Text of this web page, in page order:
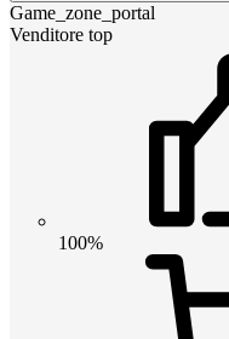
Game_zone_portal
Venditore top
100%